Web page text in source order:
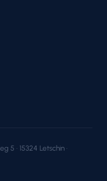
5 · 15324 Letschin ·